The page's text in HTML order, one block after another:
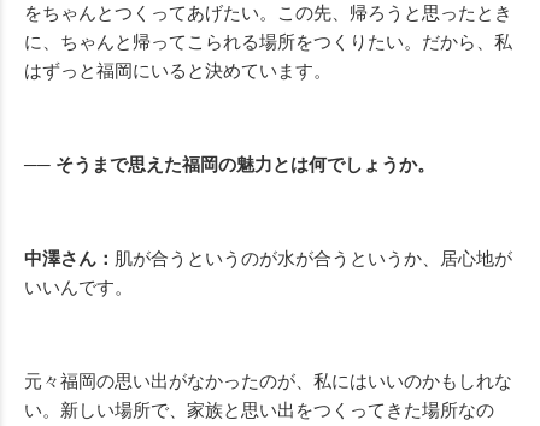
をちゃんとつくってあげたい。この先、帰ろうと思ったとき
に、ちゃんと帰ってこられる場所をつくりたい。だから、私
はずっと福岡にいると決めています。
── そうまで思えた福岡の魅力とは何でしょうか。
中澤さん： 肌が合うというのが水が合うというか、居心地が
いいんです。
元々福岡の思い出がなかったのが、私にはいいのかもしれな
い。新しい場所で、家族と思い出をつくってきた場所なの